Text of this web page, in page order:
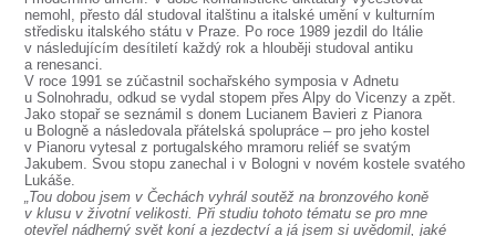
nemohl, přesto dál studoval italštinu a italské umění v kulturním
středisku italského státu v Praze. Po roce 1989 jezdil do Itálie
v následujícím desítiletí každý rok a hlouběji studoval antiku
a renesanci.
V roce 1991 se zúčastnil sochařského symposia v Adnetu
u Solnohradu, odkud se vydal stopem přes Alpy do Vicenzy a zpět.
Jako stopař se seznámil s donem Lucianem Bavieri z Pianora
u Bologně a následovala přátelská spolupráce – pro jeho kostel
v Pianoru vytesal z portugalského mramoru reliéf se svatým
Jakubem. Svou stopu zanechal i v Bologni v novém kostele svatého
Lukáše.
„Tou dobou jsem v Čechách vyhrál soutěž na bronzového koně
v klusu v životní velikosti. Při studiu tohoto tématu se pro mne
otevřel nádherný svět koní a jezdectví a já jsem si uvědomil, jaké